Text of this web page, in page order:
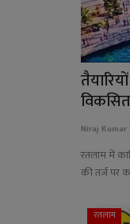
Niraj Kumar
रतलाम में
की तर्ज पर
रतलाम